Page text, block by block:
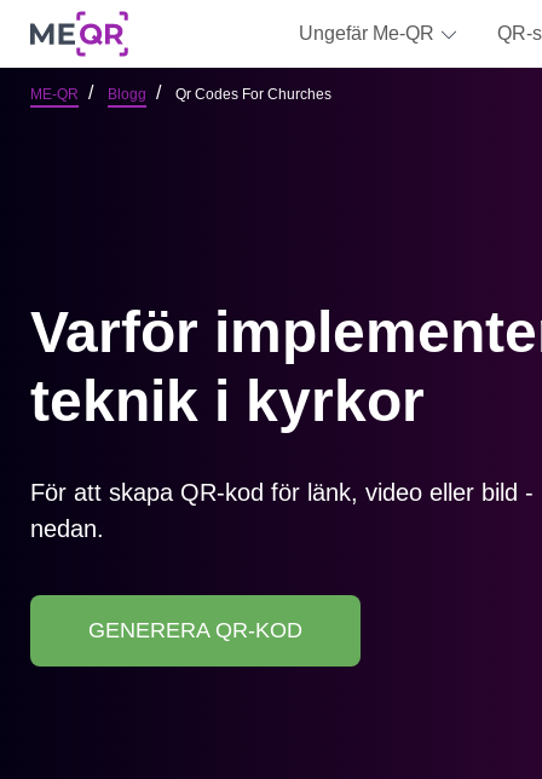
Ungefär Me-QR QR-
ME-QR Blogg Qr Codes For Churches
Varför
teknik i kyrkor
För att skapa QR-kod för länk, video eller bild -
nedan.
GENERERA QR-KOD